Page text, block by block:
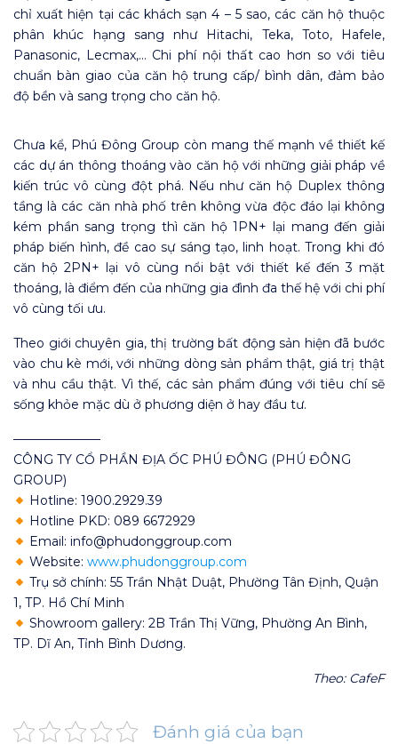
chỉ xuất hiện tại các khách sạn 4 – 5 sao, các căn hộ thuộc
phân khúc hạng sang như Hitachi, Teka, Toto, Hafele,
Panasonic, Lecmax,… Chi phí nội thất cao hơn so với tiêu
chuẩn bàn giao của căn hộ trung cấp/ bình dân, đảm bảo
độ bền và sang trọng cho căn hộ.
Chưa kể, Phú Đông Group còn mang thế mạnh về thiết kế
các dự án thông thoáng vào căn hộ với những giải pháp về
kiến trúc vô cùng đột phá. Nếu như căn hộ Duplex thông
tầng là các căn nhà phố trên không vừa độc đáo lại không
kém phần sang trọng thì căn hộ 1PN+ lại mang đến giải
pháp biến hình, đề cao sự sáng tạo, linh hoạt. Trong khi đó
căn hộ 2PN+ lại vô cùng nổi bật với thiết kế đến 3 mặt
thoáng, là điểm đến của những gia đình đa thế hệ với chi phí
vô cùng tối ưu.
Theo giới chuyên gia, thị trường bất động sản hiện đã bước
vào chu kè mới, với những dòng sản phẩm thật, giá trị thật
và nhu cầu thật. Vì thế, các sản phẩm đúng với tiêu chí sẽ
sống khỏe mặc dù ở phương diện ở hay đầu tư.
———————
CÔNG TY CỔ PHẦN ĐỊA ỐC PHÚ ĐÔNG (PHÚ ĐÔNG
GROUP)
Hotline: 1900.2929.39
Hotline PKD: 089 6672929
Email: info@phudonggroup.com
Website: www.phudonggroup.com
Trụ sở chính: 55 Trần Nhật Duật, Phường Tân Định, Quận
1, TP. Hồ Chí Minh
Showroom gallery: 2B Trần Thị Vững, Phường An Bình,
TP. Dĩ An, Tỉnh Bình Dương.
Theo: CafeF
Đánh giá của bạn